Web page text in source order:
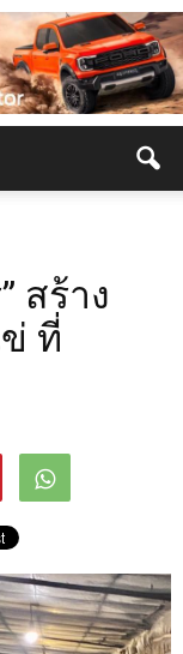
สร้าง
ที่